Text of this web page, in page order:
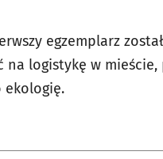
egzemplarz
na logistykę w
ekologię.